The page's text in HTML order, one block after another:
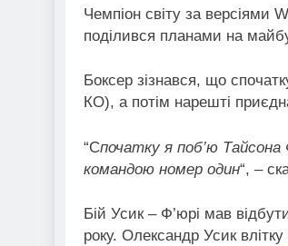
Чемпіон світу за версіями
поділився планами на
Боксер зізнався, що
КО), а потім нарешті
“Спочатку я поб’ю
командою номер один“, –
Бій Усик – Ф’юрі мав
року. Олександр Усик